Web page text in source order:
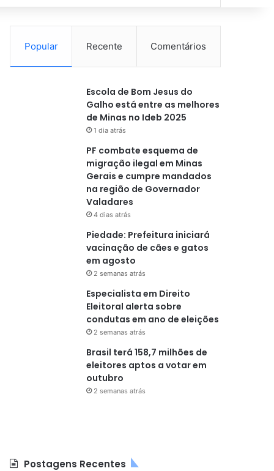
Popular Recente Comentários
Escola de Bom Jesus do
Galho está entre as melhores
de Minas no Ideb 2025
1 dia atrás
PF combate esquema de
migração ilegal em Minas
Gerais e cumpre mandados
na região de Governador
Valadares
4 dias atrás
Piedade: Prefeitura iniciará
vacinação de cães e gatos
em agosto
2 semanas atrás
Especialista em Direito
Eleitoral alerta sobre
condutas em ano de eleições
2 semanas atrás
Brasil terá 158,7 milhões de
eleitores aptos a votar em
outubro
2 semanas atrás
Postagens Recentes